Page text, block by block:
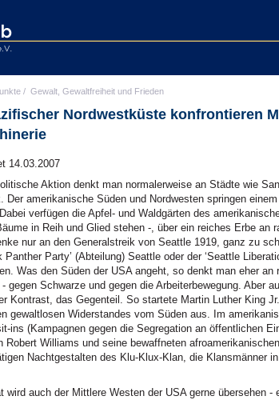
/ Gewalt, Gewaltfreiheit und Frieden
Nordwestküste konfrontieren
14.03.2007
Aktion denkt man normalerweise an Städte wie
Der amerikanische Süden und Nordwesten springen
verfügen die Apfel- und Waldgärten des
in Reih und Glied stehen -, über ein reiches Erbe an
nur an den Generalstreik von Seattle 1919, ganz zu
Panther Party’ (Abteilung) Seattle oder der ‘Seattle
Was den Süden der USA angeht, so denkt man eher an
gegen Schwarze und gegen die Arbeiterbewegung. Aber
Kontrast, das Gegenteil. So startete Martin Luther King
gewaltlosen Widerstandes vom Süden aus. Im
ins (Kampagnen gegen die Segregation an öffentlichen
Robert Williams und seine bewaffneten
Nachtgestalten des Klu-Klux-Klan, die Klansmänner
wird auch der Mittlere Westen der USA gerne übersehen -